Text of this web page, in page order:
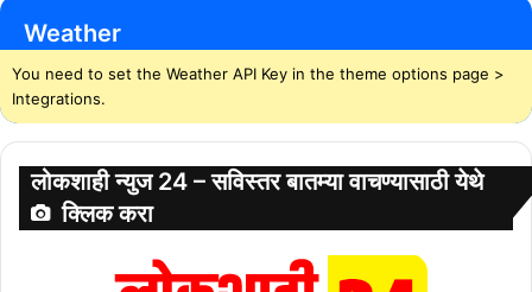
Weather
You need to set the Weather API Key in the theme options page >
Integrations.
लोकशाही न्युज 24 – सविस्तर बातम्या वाचण्यासाठी येथे
क्लिक करा